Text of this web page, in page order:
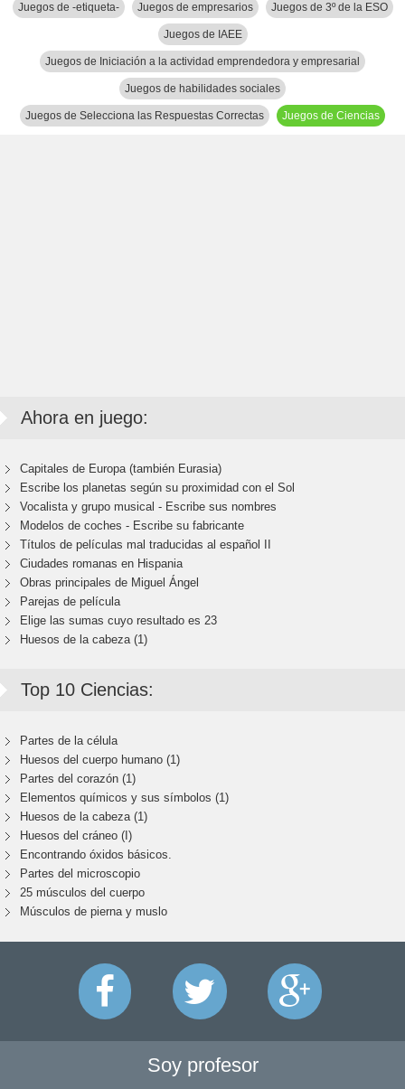
Juegos de -etiqueta- Juegos de empresarios Juegos de 3º de la ESO
Juegos de IAEE
Juegos de Iniciación a la actividad emprendedora y empresarial
Juegos de habilidades sociales
Juegos de Selecciona las Respuestas Correctas Juegos de Ciencias
Ahora en juego:
Capitales de Europa (también Eurasia)
Escribe los planetas según su proximidad con el Sol
Vocalista y grupo musical - Escribe sus nombres
Modelos de coches - Escribe su fabricante
Títulos de películas mal traducidas al español II
Ciudades romanas en Hispania
Obras principales de Miguel Ángel
Parejas de película
Elige las sumas cuyo resultado es 23
Huesos de la cabeza (1)
Top 10 Ciencias:
Partes de la célula
Huesos del cuerpo humano (1)
Partes del corazón (1)
Elementos químicos y sus símbolos (1)
Huesos de la cabeza (1)
Huesos del cráneo (I)
Encontrando óxidos básicos.
Partes del microscopio
25 músculos del cuerpo
Músculos de pierna y muslo
Soy profesor